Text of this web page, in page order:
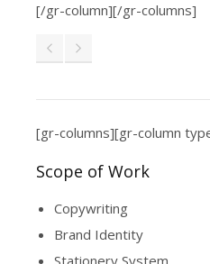
[/gr-column][/gr-columns]
[gr-columns][gr-column
Scope of Work
Copywriting
Brand Identity
Stationery System